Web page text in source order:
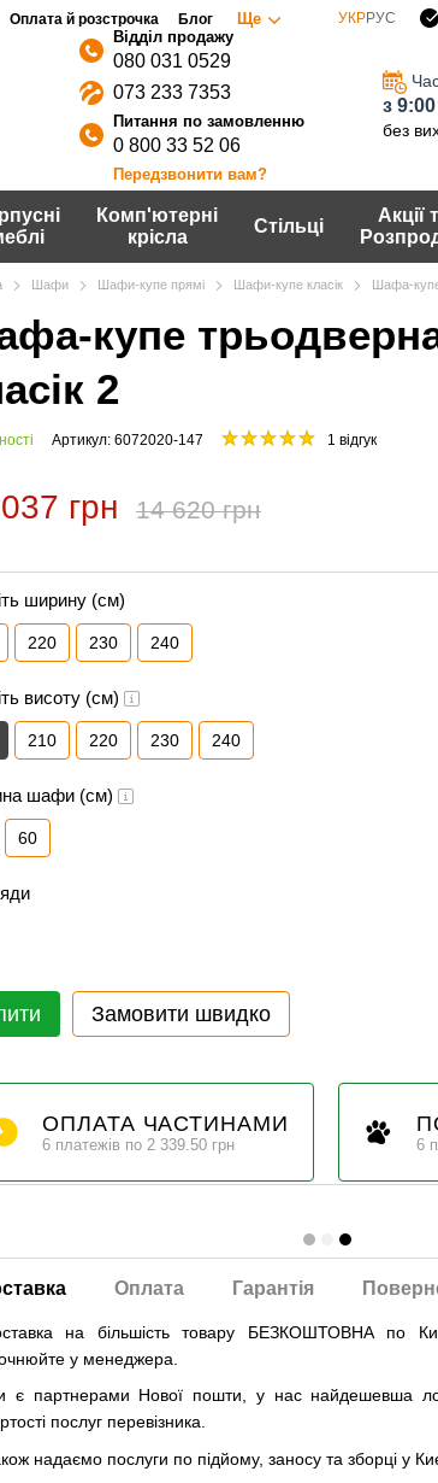
Оплата й розстрочка Блог Ще УКРРУС
080 031 0529
073 233 7353
0 800 33 52 06
Передзвонити вам?
з
без
Комп'ютерні
крісла
Стільці
Акції
Шафи Шафи-купе прямі Шафи-купе класік Шафа-купе
купе
2
Артикул: 6072020-147 1 відгук
грн 14 620 грн
ширину (см)
220 230 240
висоту (см)
210 220 230 240
шафи (см)
60
Замовити швидко
ОПЛАТА ЧАСТИНАМИ
6 платежів по 2 339.50 грн 6
Оплата Гарантія
на більшість товару БЕЗКОШТОВНА по
у менеджера.
є партнерами Нової пошти, у нас найдешевша
послуг перевізника.
надаємо послуги по підйому, заносу та зборці у